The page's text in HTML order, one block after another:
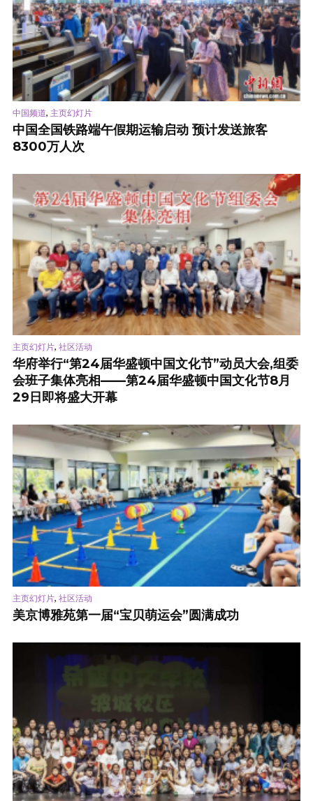
中国频道, 主页幻灯片
中国全国铁路端午假期运输启动 预计发送旅客
8300万人次
主页幻灯片, 社区活动
华府举行“第24届华盛顿中国文化节”动员大会,组委
会班子集体亮相——第24届华盛顿中国文化节8月
29日即将盛大开幕
主页幻灯片, 社区活动
美京博雅苑第一届“宝贝萌运会”圆满成功